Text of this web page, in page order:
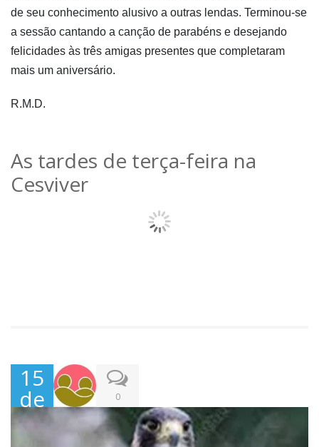
de seu conhecimento alusivo a outras lendas. Terminou-se
a sessão cantando a canção de parabéns e desejando
felicidades às três amigas presentes que completaram
mais um aniversário.
R.M.D.
As tardes de terça-feira na
Cesviver
15
de
Abr
0